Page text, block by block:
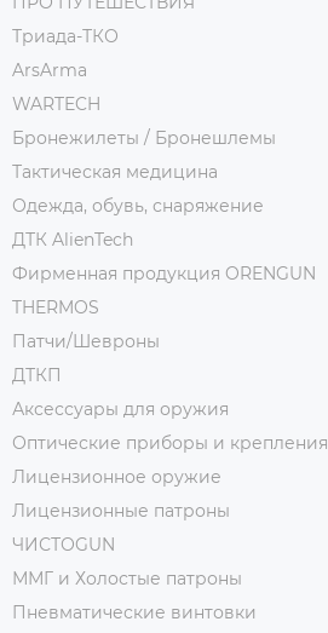
Триада-ТКО
ArsArma
WARTECH
Бронежилеты / Бронешлемы
Тактическая медицина
Одежда, обувь, снаряжение
ДТК AlienTech
Фирменная продукция ORENGUN
THERMOS
Патчи/Шевроны
ДТКП
Аксессуары для оружия
Оптические приборы и крепления
Лицензионное оружие
Лицензионные патроны
ЧИСТОGUN
ММГ и Холостые патроны
Пневматические винтовки